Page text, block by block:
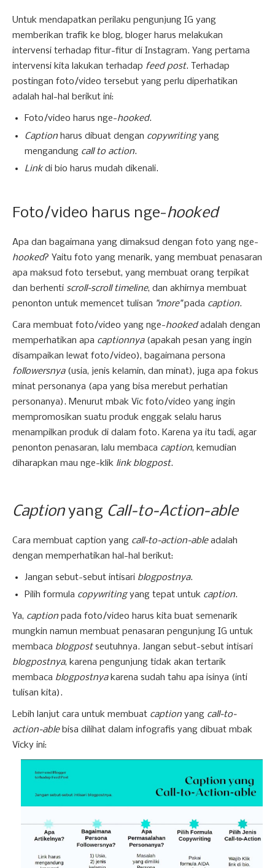
Untuk mendapatkan perilaku pengunjung IG yang
memberikan trafik ke blog, bloger harus melakukan
intervensi terhadap fitur-fitur di Instagram. Yang pertama
intervensi kita lakukan terhadap feed post. Terhadap
postingan foto/video tersebut yang perlu diperhatikan
adalah hal-hal berikut ini:
Foto/video harus nge-hooked.
Caption harus dibuat dengan copywritingyang
mengandung call to action.
Linkdi bio harus mudah dikenali.
Foto/video harus nge-hooked
Apa dan bagaimana yang dimaksud dengan foto yang nge-
hooked? Yaitu foto yang menarik, yang membuat penasaran
apa maksud foto tersebut, yang membuat orang terpikat
dan berhenti scroll-scroll timeline, dan akhirnya membuat
penonton untuk memencet tulisan "more"pada caption.
Cara membuat foto/video yang nge-hookedadalah dengan
memperhatikan apa captionnya (apakah pesan yang ingin
disampaikan lewat foto/video), bagaimana persona
followersnya (usia, jenis kelamin, dan minat), juga apa fokus
minat personanya (apa yang bisa merebut perhatian
personanya). Menurut mbak Vic foto/video yang ingin
mempromosikan suatu produk enggak selalu harus
menampilkan produk di dalam foto. Karena ya itu tadi, agar
penonton penasaran, lalu membaca caption, kemudian
diharapkan mau nge-klik link blogpost.
Caption yang Call-to-Action-able
Cara membuat caption yang call-to-action-ableadalah
dengan memperhatikan hal-hal berikut:
Jangan sebut-sebut intisari blogpostnya.
Pilih formula copywritingyang tepat untuk caption.
Ya, caption pada foto/video harus kita buat semenarik
mungkin namun membuat penasaran pengunjung IG untuk
membaca blogpostseutuhnya. Jangan sebut-sebut intisari
blogpostnya, karena pengunjung tidak akan tertarik
membaca blogpostnya karena sudah tahu apa isinya (inti
tulisan kita).
Lebih lanjut cara untuk membuat caption yang call-to-
action-able bisa dilihat dalam infografis yang dibuat mbak
Vicky ini: